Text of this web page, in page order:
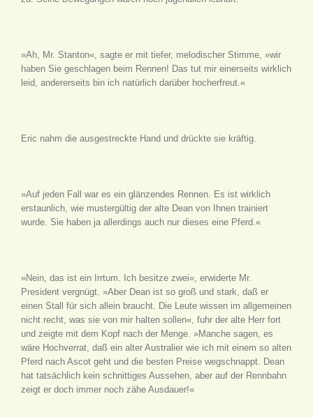
»Ah, Mr. Stanton«, sagte er mit tiefer, melodischer Stimme, »wir
haben Sie geschlagen beim Rennen! Das tut mir einerseits wirklich
leid, andererseits bin ich natürlich darüber hocherfreut.«
Eric nahm die ausgestreckte Hand und drückte sie kräftig.
»Auf jeden Fall war es ein glänzendes Rennen. Es ist wirklich
erstaunlich, wie mustergültig der alte Dean von Ihnen trainiert
wurde. Sie haben ja allerdings auch nur dieses eine Pferd.«
»Nein, das ist ein Irrtum. Ich besitze zwei«, erwiderte Mr.
President vergnügt. »Aber Dean ist so groß und stark, daß er
einen Stall für sich allein braucht. Die Leute wissen im allgemeinen
nicht recht, was sie von mir halten sollen«, fuhr der alte Herr fort
und zeigte mit dem Kopf nach der Menge. »Manche sagen, es
wäre Hochverrat, daß ein alter Australier wie ich mit einem so alten
Pferd nach Ascot geht und die besten Preise wegschnappt. Dean
hat tatsächlich kein schnittiges Aussehen, aber auf der Rennbahn
zeigt er doch immer noch zähe Ausdauer!«